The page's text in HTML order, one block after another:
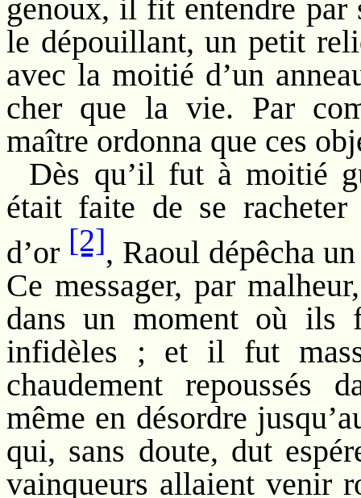
genoux, il fit entendre par
le dépouillant, un petit
avec la moitié d’un
cher que la vie. Par
maître ordonna que ces
Dès qu’il fut à moitié
était faite de se racheter
d’or [2], Raoul dépêcha
Ce messager, par
dans un moment où ils
infidèles ; et il fut
chaudement repoussés
même en désordre
qui, sans doute, dut
vainqueurs allaient venir